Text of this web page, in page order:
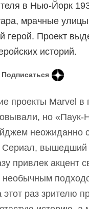
в Нью-Йорк
мрачные
герой. Проект
историй.
Подписаться
проекты Marvel
но «Паук-
неожиданно
Сериал, вышедший
привлек акцент
раз зрителю